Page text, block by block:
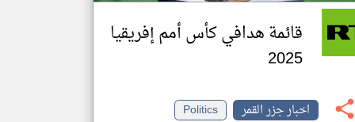
قائمة هدافي كأس أمم إفريقيا
2025
اخبار جزر القمر
Politics